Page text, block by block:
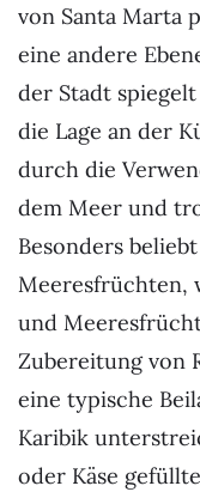
von Santa Marta
eine andere
der Stadt
die Lage an der
durch die
dem Meer und
Besonders
Meeresfrüchten,
und
Zubereitung von
eine typische
Karibik
oder Käse